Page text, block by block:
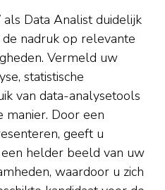
Data Analist duidelijk
nadruk op relevante
Vermeld uw
statistische
van data-analysetools
Door een
geeft u
helder beeld van uw
waardoor u zich